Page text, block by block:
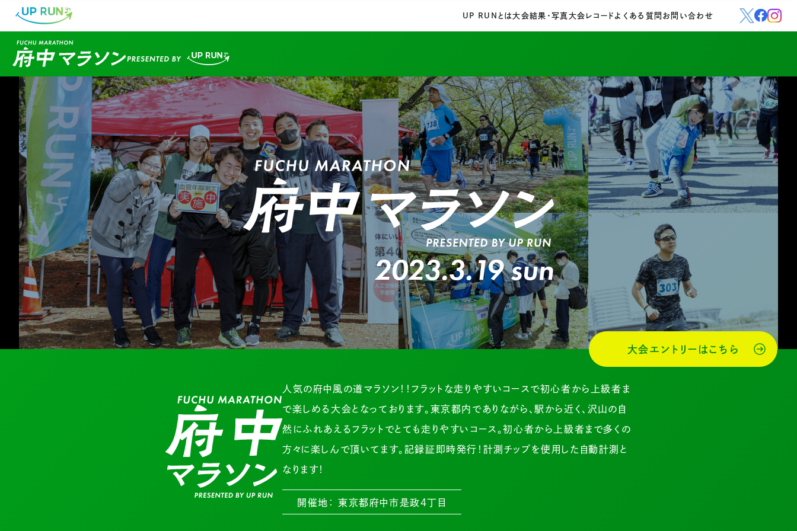
UP RUNとは大会結果・写真大会レコード よくある質問 お問い合わせ
2023.3.19 sun
大会エントリーはこちら
人気の府中風の道マラソン！！フラットな走りやすいコースで初心者から上級者ま
で楽しめる大会となっております。東京都内でありながら、駅から近く、沢山の自
然にふれあえるフラットでとても走りやすいコース。初心者から上級者まで多くの
方々に楽しんで頂いてます。記録証即時発行！計測チップを使用した自動計測と
なります！
開催地： 東京都府中市是政４丁目